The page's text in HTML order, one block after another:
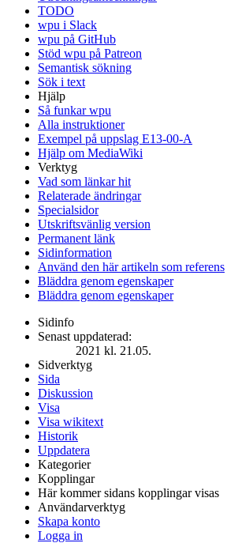
TODO
wpu i Slack
wpu på GitHub
Stöd wpu på Patreon
Semantisk sökning
Sök i text
Hjälp
Så funkar wpu
Alla instruktioner
Exempel på uppslag E13-00-A
Hjälp om MediaWiki
Verktyg
Vad som länkar hit
Relaterade ändringar
Specialsidor
Utskriftsvänlig version
Permanent länk
Sidinformation
Använd den här artikeln som referens
Bläddra genom egenskaper
Bläddra genom egenskaper
Sidinfo
Senast uppdaterad:
2021 kl. 21.05.
Sidverktyg
Sida
Diskussion
Visa
Visa wikitext
Historik
Uppdatera
Kategorier
Kopplingar
Här kommer sidans kopplingar visas
Användarverktyg
Skapa konto
Logga in